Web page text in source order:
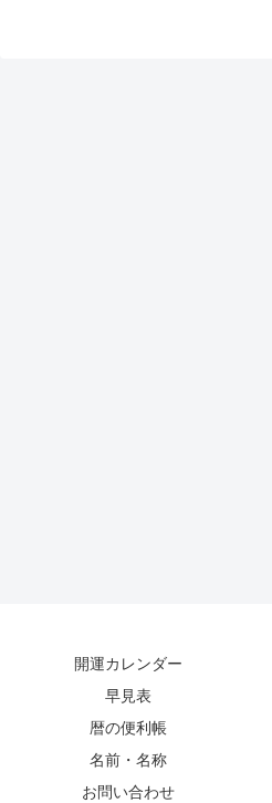
開運カレンダー
早見表
暦の便利帳
名前・名称
お問い合わせ